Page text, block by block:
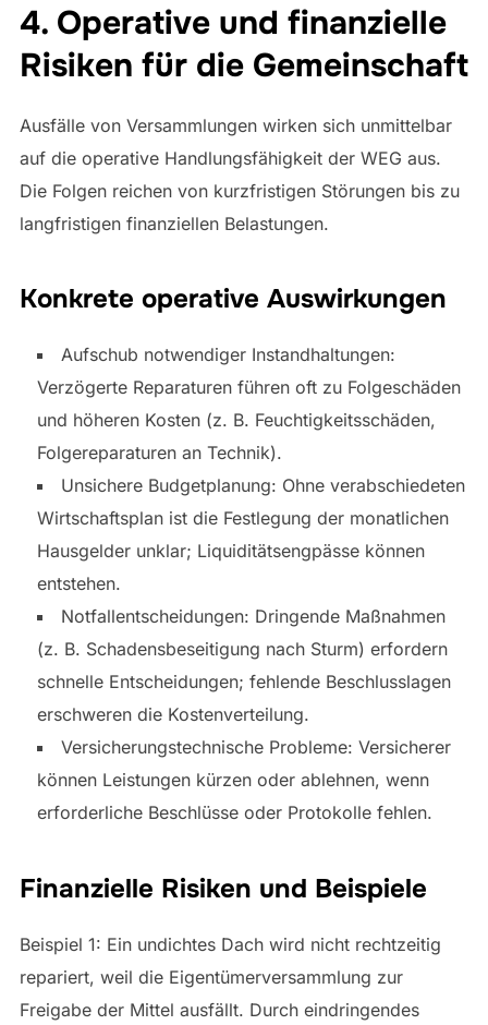
4. Operative und finanzielle
Risiken für die Gemeinschaft
Ausfälle von Versammlungen wirken sich unmittelbar
auf die operative Handlungsfähigkeit der WEG aus.
Die Folgen reichen von kurzfristigen Störungen bis zu
langfristigen finanziellen Belastungen.
Konkrete operative Auswirkungen
Aufschub notwendiger Instandhaltungen:
Verzögerte Reparaturen führen oft zu Folgeschäden
und höheren Kosten (z. B. Feuchtigkeitsschäden,
Folgereparaturen an Technik).
Unsichere Budgetplanung: Ohne verabschiedeten
Wirtschaftsplan ist die Festlegung der monatlichen
Hausgelder unklar; Liquiditätsengpässe können
entstehen.
Notfallentscheidungen: Dringende Maßnahmen
(z. B. Schadensbeseitigung nach Sturm) erfordern
schnelle Entscheidungen; fehlende Beschlusslagen
erschweren die Kostenverteilung.
Versicherungstechnische Probleme: Versicherer
können Leistungen kürzen oder ablehnen, wenn
erforderliche Beschlüsse oder Protokolle fehlen.
Finanzielle Risiken und Beispiele
Beispiel 1: Ein undichtes Dach wird nicht rechtzeitig
repariert, weil die Eigentümerversammlung zur
Freigabe der Mittel ausfällt. Durch eindringendes